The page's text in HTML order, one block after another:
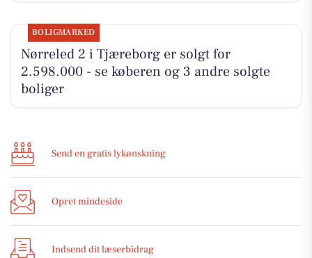
BOLIGMARKED
Nørreled 2 i Tjæreborg er solgt for
2.598.000 - se køberen og 3 andre solgte
boliger
Send en gratis lykønskning
Opret mindeside
Indsend dit læserbidrag